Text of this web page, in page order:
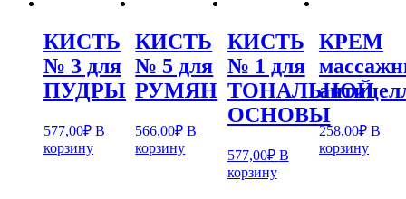
КИСТЬ
№ 3 для
ПУДРЫ
577,00₽ В
корзину
КИСТЬ
№ 5 для
РУМЯН
566,00₽ В
корзину
КИСТЬ
№ 1 для
ТОНАЛЬНОЙ
ОСНОВЫ
577,00₽ В
корзину
КРЕМ
258,00₽ В
корзину